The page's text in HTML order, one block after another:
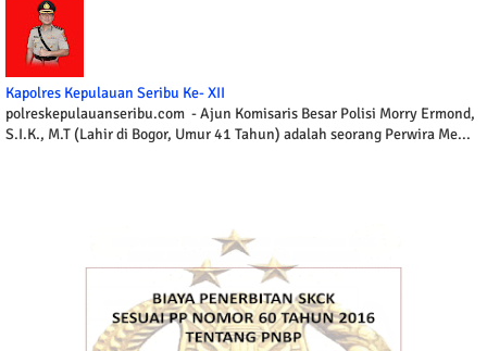
Kapolres Kepulauan Seribu Ke- XII
polreskepulauanseribu.com - Ajun Komisaris Besar Polisi Morry Ermond,
S.I.K., M.T (Lahir di Bogor, Umur 41 Tahun) adalah seorang Perwira Me...